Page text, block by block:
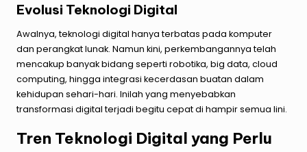
Evolusi Teknologi Digital
Awalnya, teknologi digital hanya terbatas pada komputer
dan perangkat lunak. Namun kini, perkembangannya telah
mencakup banyak bidang seperti robotika, big data, cloud
computing, hingga integrasi kecerdasan buatan dalam
kehidupan sehari-hari. Inilah yang menyebabkan
transformasi digital terjadi begitu cepat di hampir semua lini.
Tren Teknologi Digital yang Perlu